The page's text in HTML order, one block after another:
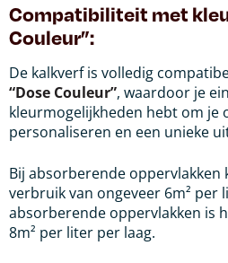
Compatibiliteit met
Couleur”:
De kalkverf is volledig
“Dose Couleur”, waardoor je
kleurmogelijkheden hebt om je
personaliseren en een unieke
Bij absorberende oppervlakken
verbruik van ongeveer 6m² per
absorberende oppervlakken is
8m² per liter per laag.